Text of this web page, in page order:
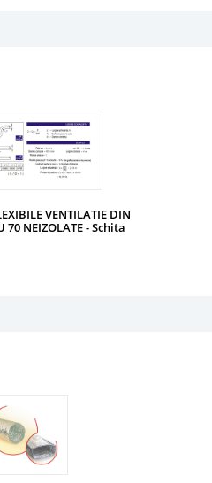
VENTILATIE DIN
NEIZOLATE - Schita